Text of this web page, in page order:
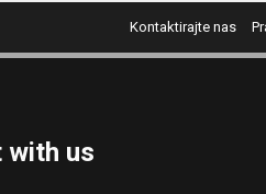
Kontaktirajte nas
with us